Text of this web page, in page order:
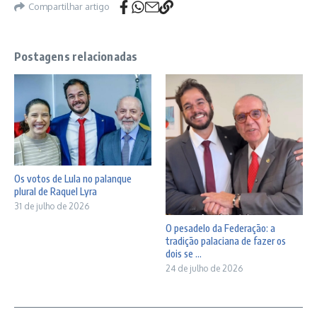
Compartilhar artigo
Postagens relacionadas
Os votos de Lula no palanque
plural de Raquel Lyra
31 de julho de 2026
O pesadelo da Federação: a
tradição palaciana de fazer os
dois se ...
24 de julho de 2026